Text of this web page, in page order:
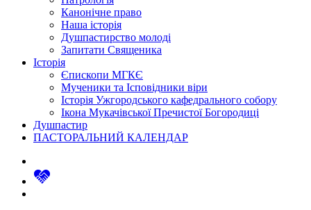
Канонічне право
Наша історія
Душпастирство молоді
Запитати Священика
Історія
Єпископи МГКЄ
Мученики та Ісповідники віри
Історія Ужгородського кафедрального собору
Ікона Мукачівської Пречистої Богородиці
Душпастир
ПАСТОРАЛЬНИЙ КАЛЕНДАР